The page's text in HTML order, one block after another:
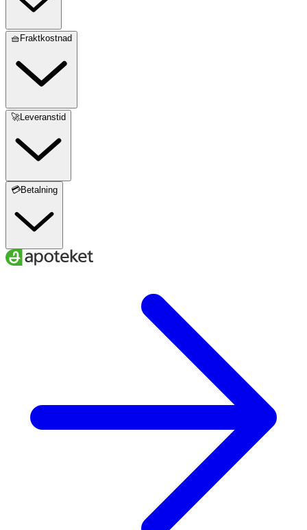
🧺Fraktkostnad
🚀Leveranstid
💳Betalning